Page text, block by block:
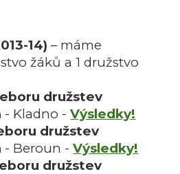
3-14) – máme
žáků a 1 družstvo
družstev
- Kladno -Výsledky!
družstev
- Beroun -Výsledky!
družstev